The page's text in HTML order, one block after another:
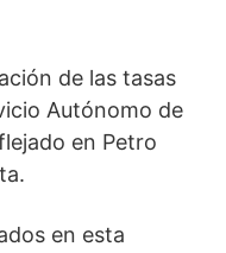
de las tasas
Autónomo de
en Petro
en esta